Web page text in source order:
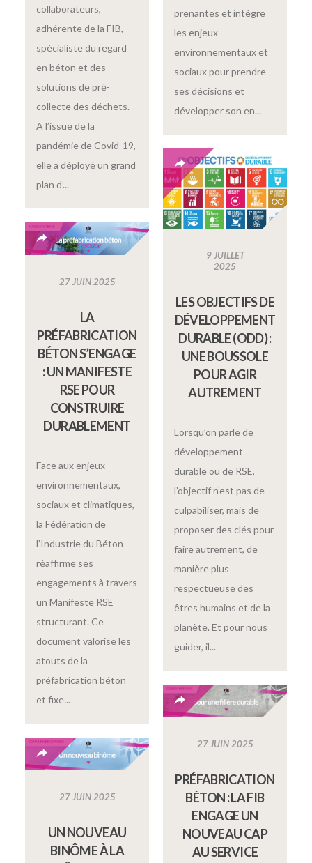
prenantes et intègre
les enjeux
environnementaux et
sociaux pour prendre
ses décisions et
développer son en...
collaborateurs,
adhérente de la FIB,
spécialiste du regard
en béton et des
solutions de pré-
collecte des déchets.
A l’issue de la
pandémie de Covid-19,
elle a déployé un grand
plan d’...
9 JUILLET
2025
LES OBJECTIFS DE
DÉVELOPPEMENT
DURABLE (ODD) :
UNE BOUSSOLE
POUR AGIR
AUTREMENT
Lorsqu’on parle de
développement
durable ou de RSE,
l’objectif n’est pas de
culpabiliser, mais de
proposer des clés pour
faire autrement, de
manière plus
respectueuse des
êtres humains et de la
planète. Et pour nous
guider, il...
27 JUIN 2025
LA
PRÉFABRICATION
BÉTON S’ENGAGE
: UN MANIFESTE
RSE POUR
CONSTRUIRE
DURABLEMENT
Face aux enjeux
environnementaux,
sociaux et climatiques,
la Fédération de
l’Industrie du Béton
réaffirme ses
engagements à travers
un Manifeste RSE
structurant. Ce
document valorise les
atouts de la
préfabrication béton
et fixe...
27 JUIN 2025
PRÉFABRICATION
BÉTON : LA FIB
ENGAGE UN
NOUVEAU CAP
AU SERVICE
27 JUIN 2025
UN NOUVEAU
BINÔME À LA